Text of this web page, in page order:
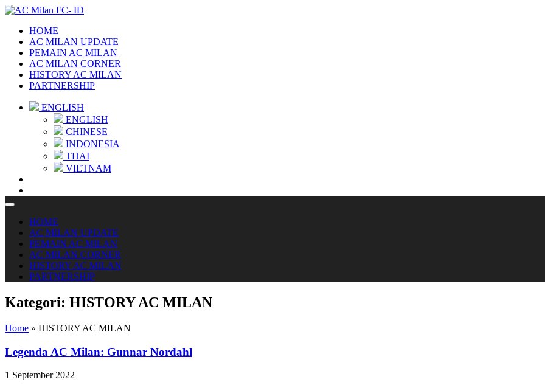
HOME
AC MILAN UPDATE
PEMAIN AC MILAN
AC MILAN CORNER
HISTORY AC MILAN
PARTNERSHIP
ENGLISH
ENGLISH
CHINESE
INDONESIA
THAI
VIETNAM
HOME
AC MILAN UPDATE
PEMAIN AC MILAN
AC MILAN CORNER
HISTORY AC MILAN
PARTNERSHIP
Kategori: HISTORY AC MILAN
Home » HISTORY AC MILAN
Legenda AC Milan: Gunnar Nordahl
1 September 2022